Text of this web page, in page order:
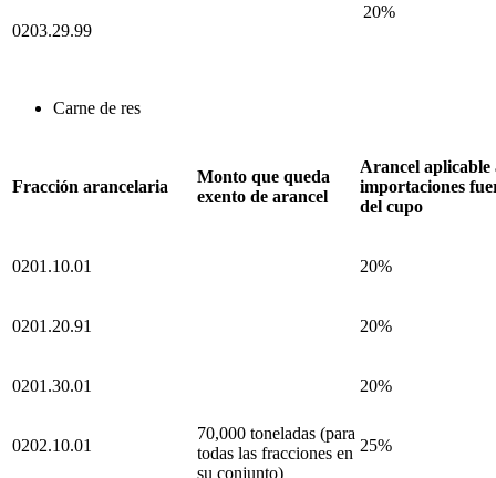
0203.29.99
20%
Carne de res
Fracción arancelaria
Monto que queda
exento de arancel
Arancel aplicable
importaciones
del cupo
0201.10.01
70,000 toneladas (para
todas las fracciones en
su conjunto)
20%
0201.20.91 20%
0201.30.01 20%
0202.10.01 25%